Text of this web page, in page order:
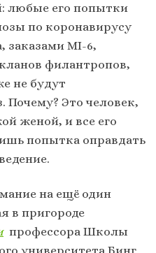
любые его попытки
по коронавирусу
заказами MI-6,
филантропов,
не будут
Почему? Это человек,
женой, и все его
попытка оправдать
на ещё один
в пригороде
профессора Школы
университета Бинг